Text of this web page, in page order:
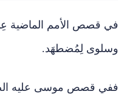
في قصص الأمم الماضية
وسلوى لِمُضطهَد.
ففي قصص موسى عليه